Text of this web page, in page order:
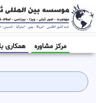
مرکز مشاوره همکاری